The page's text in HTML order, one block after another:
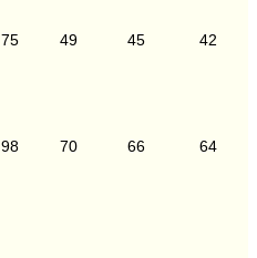
75 49 45 42
98 70 66 64